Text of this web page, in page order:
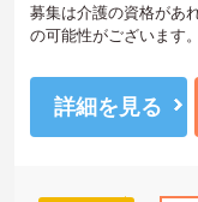
募集は介護の資格があ
の可能性がございます
ご興味がある方は是非
らに詳細などお伝えし
詳細を見る